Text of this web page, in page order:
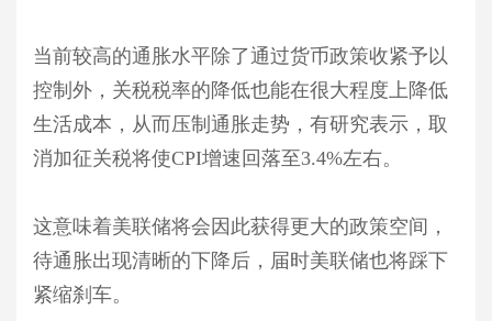
当前较高的通胀水平除了通过货币政策收紧予以
控制外，关税税率的降低也能在很大程度上降低
生活成本，从而压制通胀走势，有研究表示，取
消加征关税将使CPI增速回落至3.4%左右。
这意味着美联储将会因此获得更大的政策空间，
待通胀出现清晰的下降后，届时美联储也将踩下
紧缩刹车。